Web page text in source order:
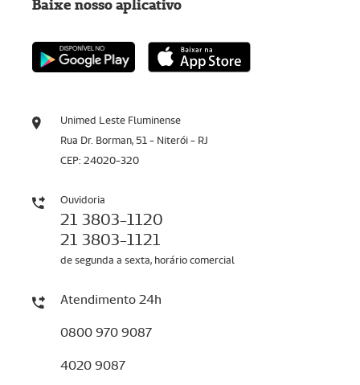
Unimed Leste Fluminense
Rua Dr. Borman, 51 - Niterói - RJ
CEP: 24020-320
Ouvidoria
21 3803-1120
21 3803-1121
de segunda a sexta, horário comercial
Atendimento 24h
0800 970 9087
4020 9087
Baixe nosso aplicativo